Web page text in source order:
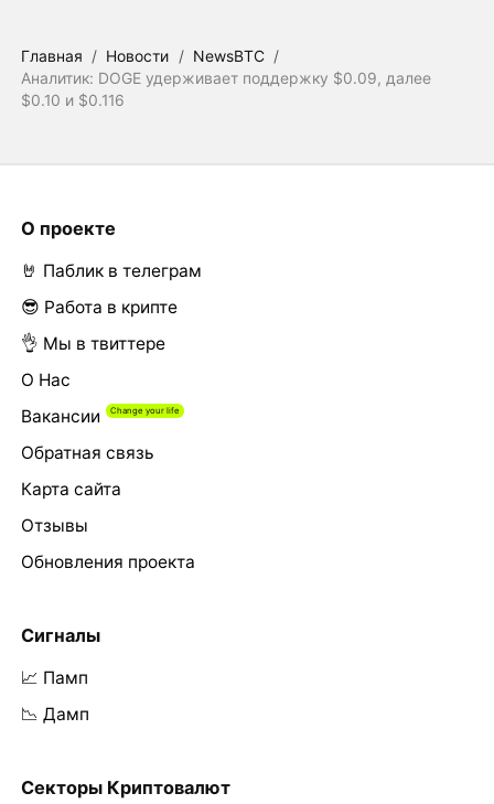
Главная / Новости / NewsBTC /
Аналитик: DOGE удерживает поддержку $0.09, далее
$0.10 и $0.116
О проекте
🤘 Паблик в телеграм
😎 Работа в крипте
👌 Мы в твиттере
О Нас
Вакансии
Обратная связь
Карта сайта
Отзывы
Обновления проекта
Сигналы
📈 Памп
📉 Дамп
Секторы Криптовалют